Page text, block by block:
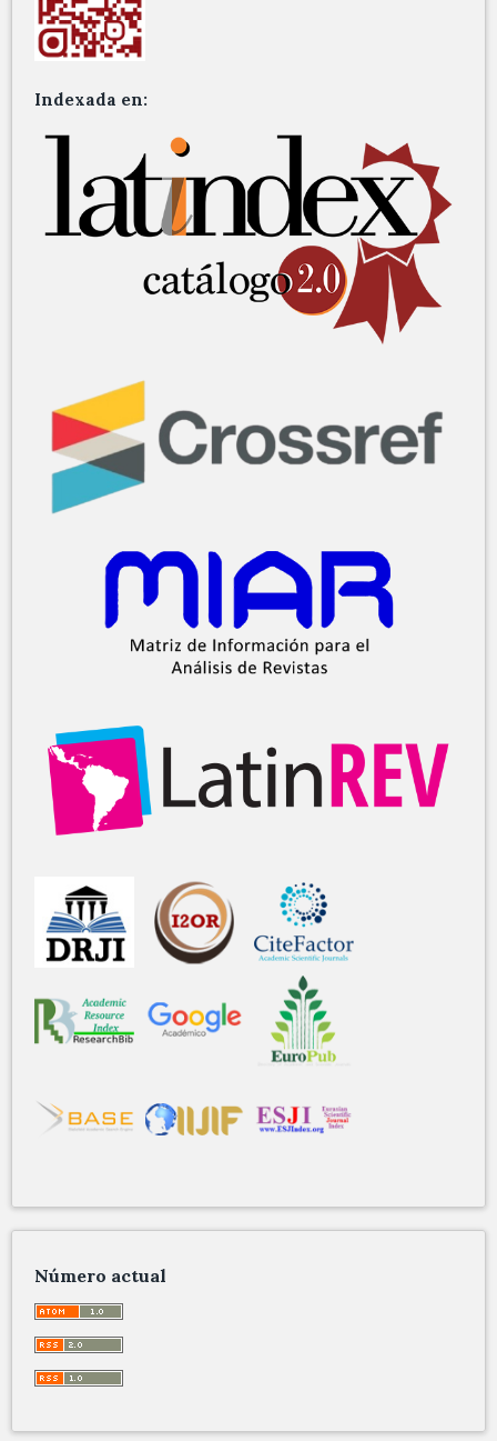
Indexada en:
Número actual